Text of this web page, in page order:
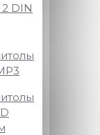
DIN